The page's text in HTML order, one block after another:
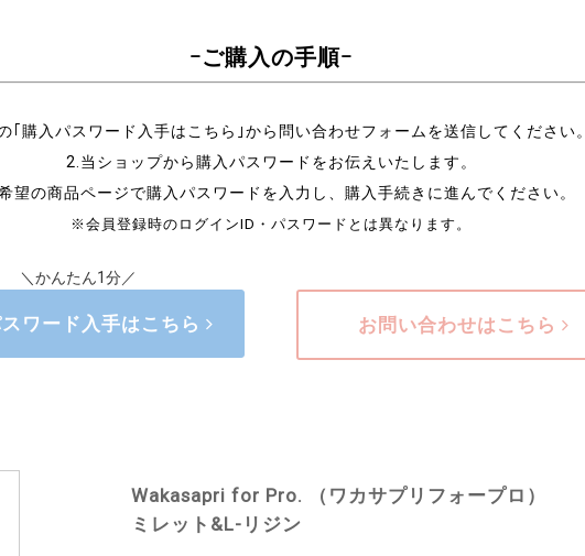
ｰご購入の手順ｰ
｢購入パスワード入手はこちら｣から問い合わせフォームを送信してください。
2.当ショップから購入パスワードをお伝えいたします。
望の商品ページで購入パスワードを入力し、購入手続きに進んでください。
※会員登録時のログインID・パスワードとは異なります。
＼かんたん1分／
ワード入手はこちら お問い合わせはこちら
Wakasapri for Pro. （ワカサプリフォープロ）
ミレット&L-リジン